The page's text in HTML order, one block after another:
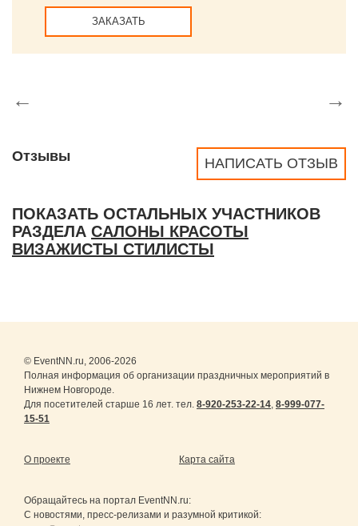
ЗАКАЗАТЬ
← →
НАПИСАТЬ ОТЗЫВ
Отзывы
ПОКАЗАТЬ ОСТАЛЬНЫХ УЧАСТНИКОВ
РАЗДЕЛА САЛОНЫ КРАСОТЫ
ВИЗАЖИСТЫ СТИЛИСТЫ
© EventNN.ru, 2006-2026
Полная информация об организации праздничных мероприятий в
Нижнем Новгороде.
Для посетителей старше 16 лет. тел. 8-920-253-22-14, 8-999-077-
15-51
О проекте Карта сайта
Обращайтесь на портал EventNN.ru:
С новостями, пресс-релизами и разумной критикой: